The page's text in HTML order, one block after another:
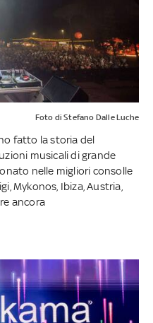
Foto di Stefano Dalle Luche
fatto la storia del
musicali di grande
nelle migliori consolle
Mykonos, Ibiza, Austria,
ancora